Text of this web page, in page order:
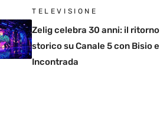
TELEVISIONE
Zelig celebra 30 anni: il ritorno
storico su Canale 5 con Bisio e
Incontrada